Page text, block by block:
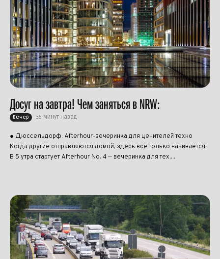
Досуг на завтра! Чем заняться в NRW:
Вечер 35 минут назад
● Дюссельдорф: Afterhour-вечеринка для ценителей техно
Когда другие отправляются домой, здесь всё только начинается.
В 5 утра стартует Afterhour No. 4 — вечеринка для тех,...